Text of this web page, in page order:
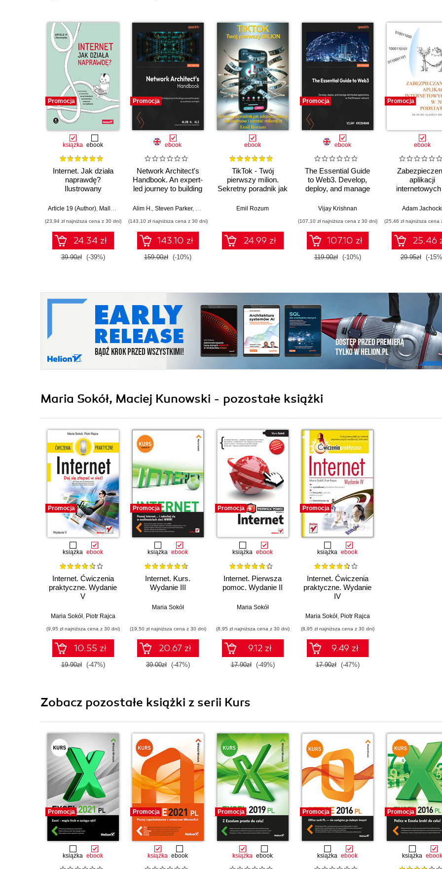
Promocja
książka ebook
Internet. Jak działa
naprawdę?
Ilustrowany
protokołach,
cenzurze i
zarządzaniu
Article 19 (Author), Mallory Knodel (Contributor) ,Ulrike Uhlig i in.
(23,94 zł najniższa cena z 30 dni)
24.34 zł
39.90zł (-39%)
Promocja
ebook
Network Architect's
Handbook. An expert-
led journey to building
as a network
Alim H., Steven Parker, Russell Ware
(143,10 zł najniższa cena z 30 dni)
143.10 zł
159.00zł (-10%)
ebook
TikTok - Twój
pierwszy milion.
Sekretny poradnik jak
followersów i zarobić
Emil Rozum
24.99 zł
Promocja
ebook
The Essential Guide
to Web3. Develop,
deploy, and manage
applications on the
Vijay Krishnan
(107,10 zł najniższa cena z 30 dni)
107.10 zł
119.00zł (-10%)
Promocja
ebook
aplikacji
Adam Jachocki
(25,46 zł najniższa cena
25.46
29.95zł (-
Maria Sokół, Maciej Kunowski - pozostałe książki
Promocja
książka ebook
Internet. Ćwiczenia
praktyczne. Wydanie
V
Maria Sokół, Piotr Rajca
(9,95 zł najniższa cena z 30 dni)
10.55 zł
19.90zł (-47%)
Promocja
książka ebook
Internet. Kurs.
Wydanie III
Maria Sokół
(19,50 zł najniższa cena z 30 dni)
20.67 zł
39.00zł (-47%)
Promocja
książka ebook
Internet. Pierwsza
pomoc. Wydanie II
Maria Sokół
(8,95 zł najniższa cena z 30 dni)
9.12 zł
17.90zł (-49%)
Promocja
książka ebook
Internet. Ćwiczenia
praktyczne. Wydanie
IV
Maria Sokół, Piotr Rajca
(8,95 zł najniższa cena z 30 dni)
9.49 zł
17.90zł (-47%)
Zobacz pozostałe książki z serii Kurs
Promocja
książka ebook
Promocja
książka ebook
Promocja
książka ebook
Promocja
książka ebook
Promocja
książka ebook